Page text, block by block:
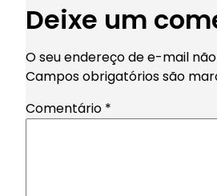
Deixe um
O seu endereço de e-mail
Campos obrigatórios são
Comentário *